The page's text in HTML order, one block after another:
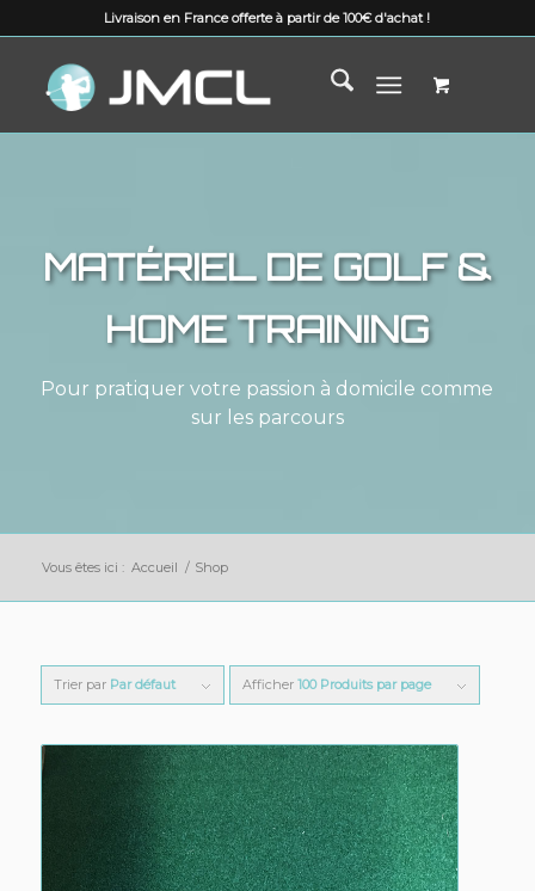
Livraison en France offerte à partir de 100€ d'achat !
MATÉRIEL DE GOLF &
HOME TRAINING
Pour pratiquer votre passion à domicile comme
sur les parcours
Vous êtes ici : Accueil / Shop
Trier par Par défaut Afficher 100 Produits par page